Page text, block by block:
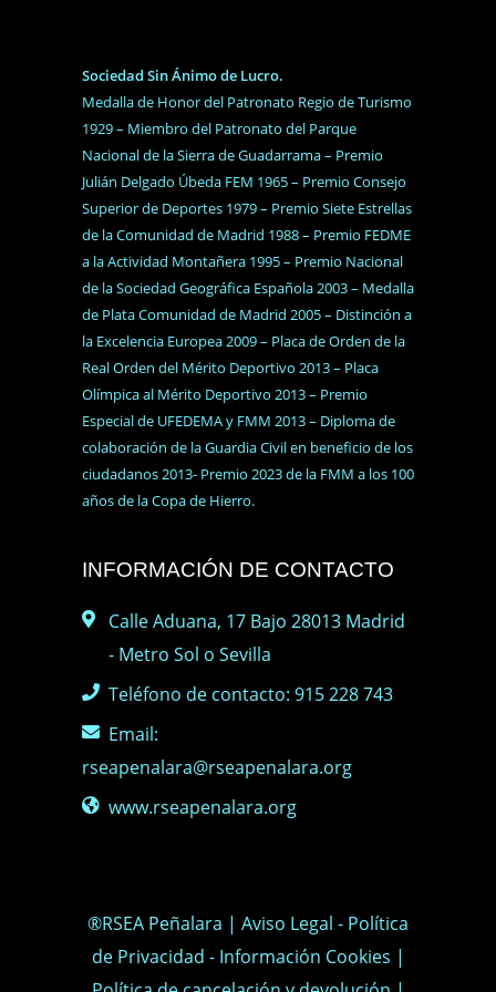
Sociedad Sin Ánimo de Lucro.
Medalla de Honor del Patronato Regio de Turismo
1929 – Miembro del Patronato del Parque
Nacional de la Sierra de Guadarrama – Premio
Julián Delgado Úbeda FEM 1965 – Premio Consejo
Superior de Deportes 1979 – Premio Siete Estrellas
de la Comunidad de Madrid 1988 – Premio FEDME
a la Actividad Montañera 1995 – Premio Nacional
de la Sociedad Geográfica Española 2003 – Medalla
de Plata Comunidad de Madrid 2005 – Distinción a
la Excelencia Europea 2009 – Placa de Orden de la
Real Orden del Mérito Deportivo 2013 – Placa
Olímpica al Mérito Deportivo 2013 – Premio
Especial de UFEDEMA y FMM 2013 – Diploma de
colaboración de la Guardia Civil en beneficio de los
ciudadanos 2013- Premio 2023 de la FMM a los 100
años de la Copa de Hierro.
INFORMACIÓN DE CONTACTO
Calle Aduana, 17 Bajo 28013 Madrid
- Metro Sol o Sevilla
Teléfono de contacto: 915 228 743
Email:
rseapenalara@rseapenalara.org
www.rseapenalara.org
®RSEA Peñalara | Aviso Legal - Política
de Privacidad - Información Cookies |